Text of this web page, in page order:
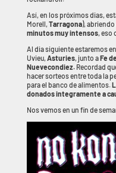
Así, en los próximos dias,
Morell, Tarragona), abriendo
minutos muy intensos, eso
Al dia siguiente estaremos
Uvieu, Asturies, junto aFe
Nuevecondiez.Recordad
hacer sorteos entre toda la
para el banco de alimentos.
donados integramente a
Nos vemos en un fin de